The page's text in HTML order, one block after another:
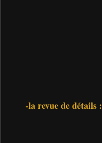
-la revue de détails :